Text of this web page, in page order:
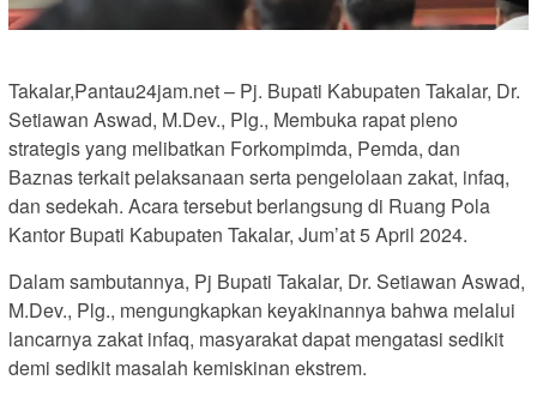
Takalar,Pantau24jam.net – Pj. Bupati Kabupaten Takalar, Dr.
Setiawan Aswad, M.Dev., Plg., Membuka rapat pleno
strategis yang melibatkan Forkompimda, Pemda, dan
Baznas terkait pelaksanaan serta pengelolaan zakat, infaq,
dan sedekah. Acara tersebut berlangsung di Ruang Pola
Kantor Bupati Kabupaten Takalar, Jum’at 5 April 2024.
Dalam sambutannya, Pj Bupati Takalar, Dr. Setiawan Aswad,
M.Dev., Plg., mengungkapkan keyakinannya bahwa melalui
lancarnya zakat infaq, masyarakat dapat mengatasi sedikit
demi sedikit masalah kemiskinan ekstrem.